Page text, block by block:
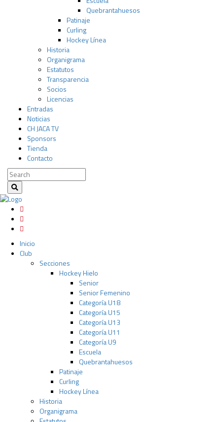
Quebrantahuesos
Patinaje
Curling
Hockey Línea
Historia
Organigrama
Estatutos
Transparencia
Socios
Licencias
Entradas
Noticias
CH JACA TV
Sponsors
Tienda
Contacto
Inicio
Club
Secciones
Hockey Hielo
Senior
Senior Femenino
Categoría U18
Categoría U15
Categoría U13
Categoría U11
Categoría U9
Escuela
Quebrantahuesos
Patinaje
Curling
Hockey Línea
Historia
Organigrama